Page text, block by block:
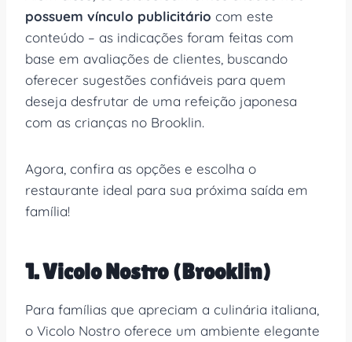
possuem vínculo publicitário com este
conteúdo – as indicações foram feitas com
base em avaliações de clientes, buscando
oferecer sugestões confiáveis para quem
deseja desfrutar de uma refeição japonesa
com as crianças no Brooklin.
Agora, confira as opções e escolha o
restaurante ideal para sua próxima saída em
família!
1. Vicolo Nostro (Brooklin)
Para famílias que apreciam a culinária italiana,
o Vicolo Nostro oferece um ambiente elegante